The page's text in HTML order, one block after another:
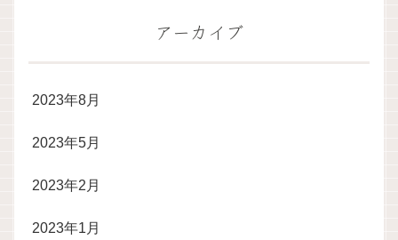
アーカイブ
2023年8月
2023年5月
2023年2月
2023年1月